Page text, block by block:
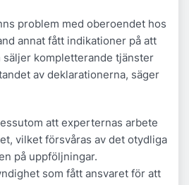
problem med oberoendet hos
annat fått indikationer på att
kompletterande tjänster
av deklarationerna, säger
att experternas arbete
vilket försvåras av det otydliga
på uppföljningar.
som fått ansvaret för att